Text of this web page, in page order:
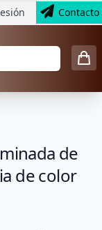
Contacto
de
de color